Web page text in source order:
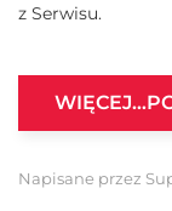
z Serwisu.
Napisane przez